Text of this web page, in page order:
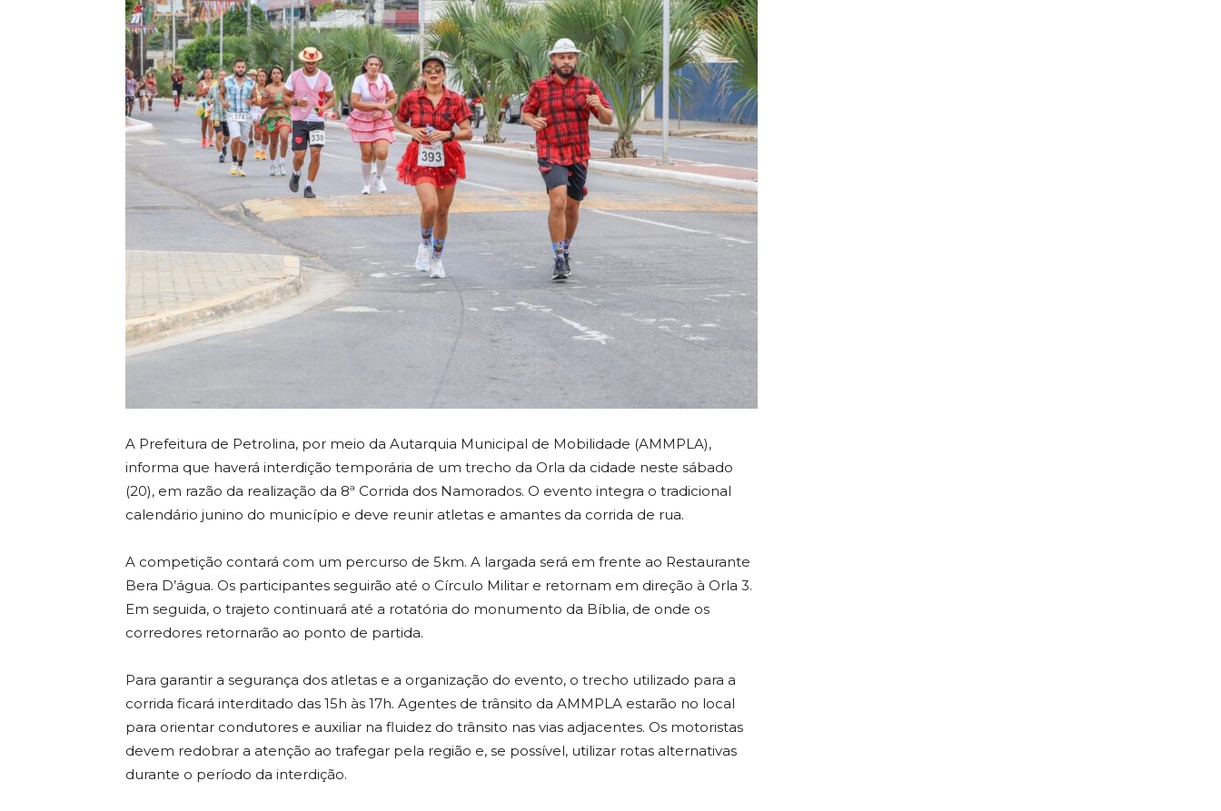
A Prefeitura de Petrolina, por meio da Autarquia Municipal de Mobilidade (AMMPLA),
informa que haverá interdição temporária de um trecho da Orla da cidade neste sábado
(20), em razão da realização da 8ª Corrida dos Namorados. O evento integra o tradicional
calendário junino do município e deve reunir atletas e amantes da corrida de rua.
A competição contará com um percurso de 5km. A largada será em frente ao Restaurante
Bera D’água. Os participantes seguirão até o Círculo Militar e retornam em direção à Orla 3.
Em seguida, o trajeto continuará até a rotatória do monumento da Bíblia, de onde os
corredores retornarão ao ponto de partida.
Para garantir a segurança dos atletas e a organização do evento, o trecho utilizado para a
corrida ficará interditado das 15h às 17h. Agentes de trânsito da AMMPLA estarão no local
para orientar condutores e auxiliar na fluidez do trânsito nas vias adjacentes. Os motoristas
devem redobrar a atenção ao trafegar pela região e, se possível, utilizar rotas alternativas
durante o período da interdição.